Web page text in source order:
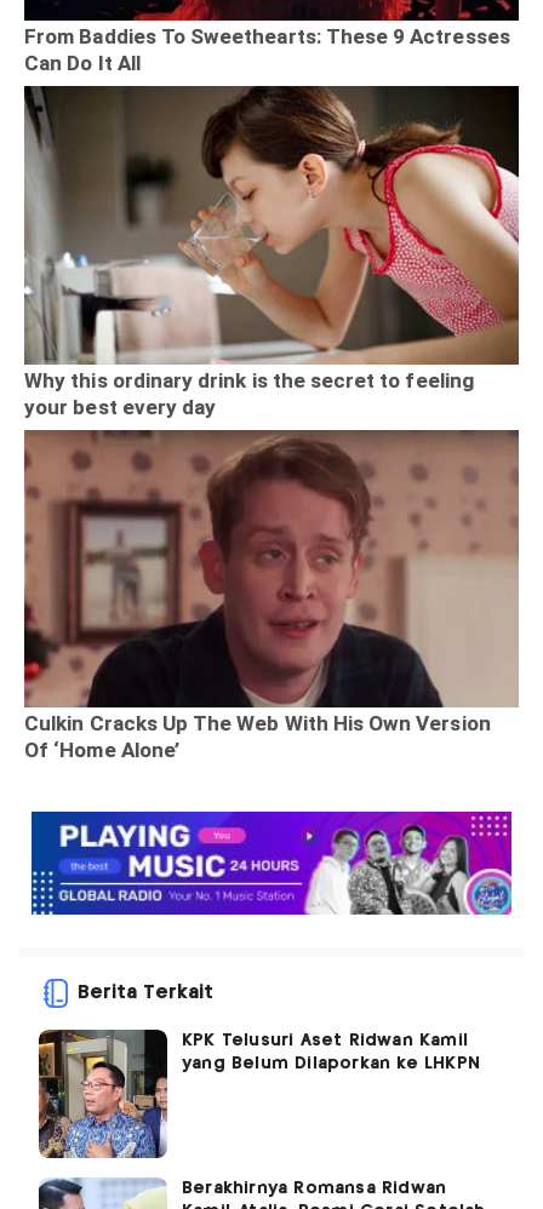
Berita Terkait
KPK Telusuri Aset Ridwan Kamil
yang Belum Dilaporkan ke LHKPN
Berakhirnya Romansa Ridwan